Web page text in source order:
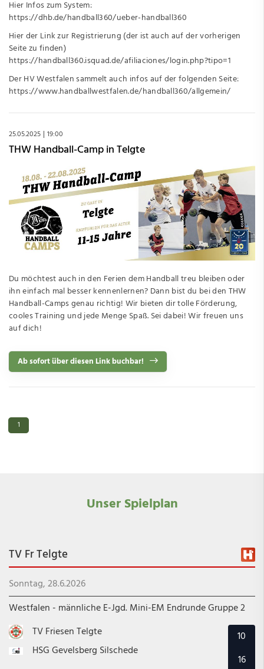
Hier Infos zum System:
https://dhb.de/handball360/ueber-handball360
Hier der Link zur Registrierung (der ist auch auf der vorherigen
Seite zu finden)
https://handball360.isquad.de/afiliaciones/login.php?tipo=1
Der HV Westfalen sammelt auch infos auf der folgenden Seite:
https://www.handballwestfalen.de/handball360/allgemein/
25.05.2025 19:00
THW Handball-Camp in Telgte
Du möchtest auch in den Ferien dem Handball treu bleiben oder
ihn einfach mal besser kennenlernen? Dann bist du bei den THW
Handball-Camps genau richtig! Wir bieten dir tolle Förderung,
cooles Training und jede Menge Spaß. Sei dabei! Wir freuen uns
auf dich!
Ab sofort über diesen Link buchbar!
1
Unser Spielplan
TV Fr Telgte
Sonntag, 28.6.2026
Westfalen - männliche E-Jgd. Mini-EM Endrunde Gruppe 2
TV Friesen Telgte
HSG Gevelsberg Silschede
10
16